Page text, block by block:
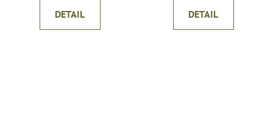
DETAIL DETAIL